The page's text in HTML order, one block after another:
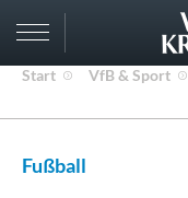
Start VfB & Sport
Fußball